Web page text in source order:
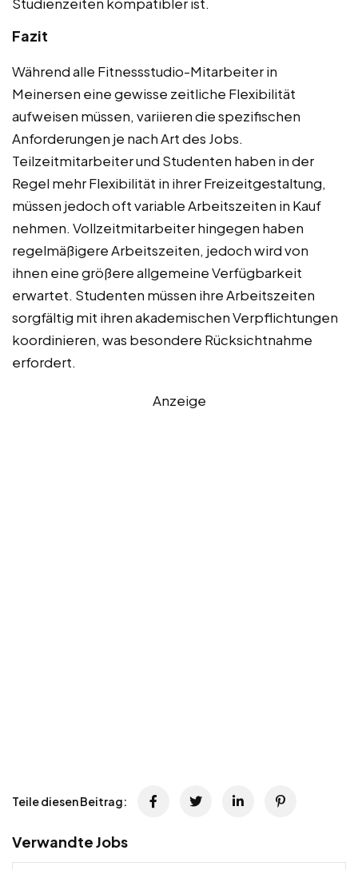
Fazit
Während alle Fitnessstudio-Mitarbeiter in
Meinersen eine gewisse zeitliche Flexibilität
aufweisen müssen, variieren die spezifischen
Anforderungen je nach Art des Jobs.
Teilzeitmitarbeiter und Studenten haben in der
Regel mehr Flexibilität in ihrer Freizeitgestaltung,
müssen jedoch oft variable Arbeitszeiten in Kauf
nehmen. Vollzeitmitarbeiter hingegen haben
regelmäßigere Arbeitszeiten, jedoch wird von
ihnen eine größere allgemeine Verfügbarkeit
erwartet. Studenten müssen ihre Arbeitszeiten
sorgfältig mit ihren akademischen Verpflichtungen
koordinieren, was besondere Rücksichtnahme
erfordert.
Anzeige
Teile diesen Beitrag:
Verwandte Jobs